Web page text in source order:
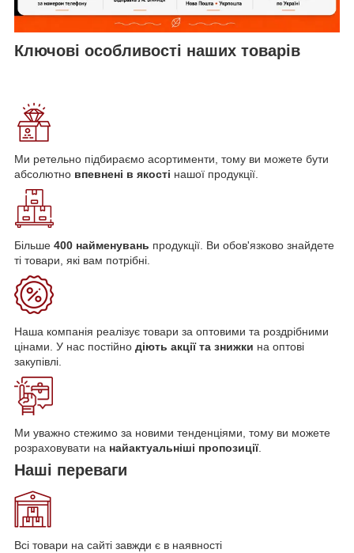
Ключові особливості наших товарів
Ми ретельно підбираємо асортименти, тому ви можете бути
абсолютно впевнені в якості нашої продукції.
Більше 400 найменувань продукції. Ви обов'язково знайдете
ті товари, які вам потрібні.
Наша компанія реалізує товари за оптовими та роздрібними
цінами. У нас постійно діють акції та знижки на оптові
закупівлі.
Ми уважно стежимо за новими тенденціями, тому ви можете
розраховувати на найактуальніші пропозиції.
Наші переваги
Всі товари на сайті завжди є в наявності